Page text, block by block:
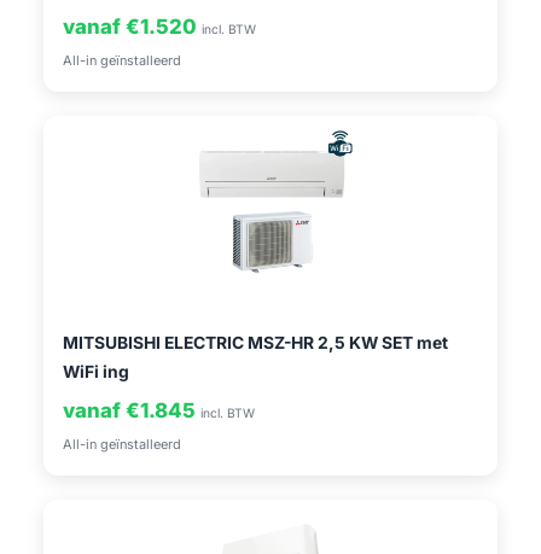
vanaf €1.520 incl. BTW
All-in geïnstalleerd
MITSUBISHI ELECTRIC MSZ-HR 2,5 KW SET met
WiFi ing
vanaf €1.845 incl. BTW
All-in geïnstalleerd